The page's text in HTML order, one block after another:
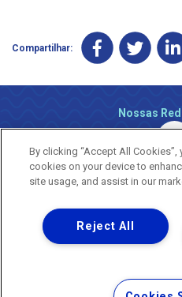
Compartilhar:
Nossas
Uma empresa
Copyright ®
Nossa natureza
Termos Gerais de
By clicking “Accept All
cookies on your device to
site usage, and assist in our
Reject All